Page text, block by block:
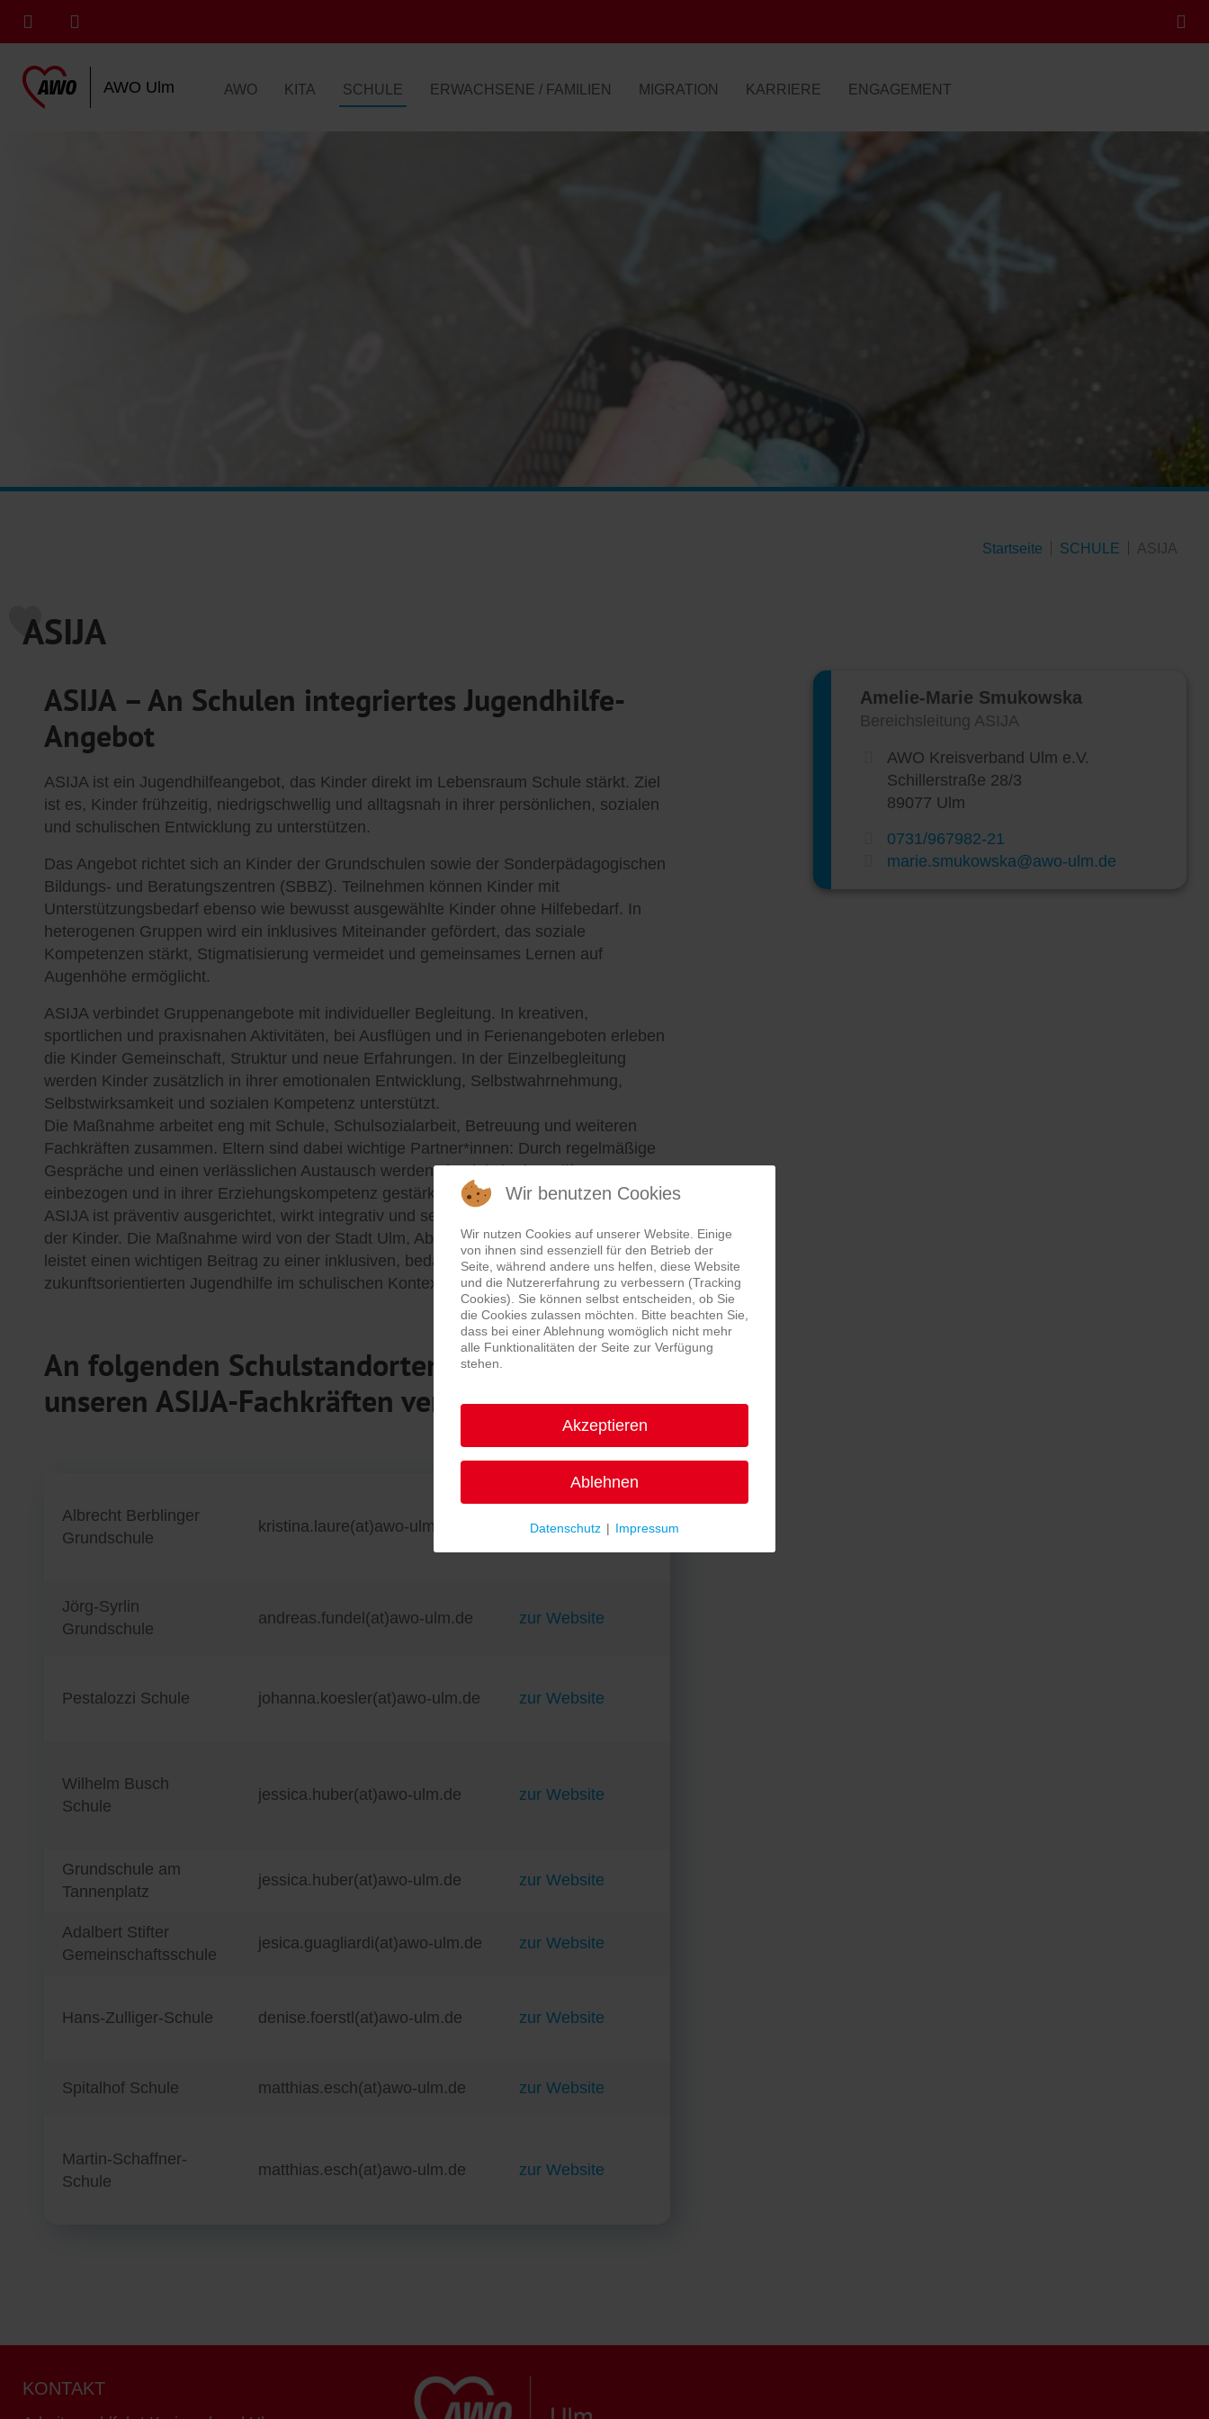
AWO Ulm AWO KITA SCHULE ERWACHSENE / FAMILIEN MIGRATION KARRIERE ENGAGEMENT
Startseite SCHULE ASIJA
ASIJA
ASIJA – An Schulen integriertes Jugendhilfe-
Angebot
ASIJA ist ein Jugendhilfeangebot, das Kinder direkt im Lebensraum Schule stärkt. Ziel
ist es, Kinder frühzeitig, niedrigschwellig und alltagsnah in ihrer persönlichen, sozialen
und schulischen Entwicklung zu unterstützen.
Das Angebot richtet sich an Kinder der Grundschulen sowie der Sonderpädagogischen
Bildungs- und Beratungszentren (SBBZ). Teilnehmen können Kinder mit
Unterstützungsbedarf ebenso wie bewusst ausgewählte Kinder ohne Hilfebedarf. In
heterogenen Gruppen wird ein inklusives Miteinander gefördert, das soziale
Kompetenzen stärkt, Stigmatisierung vermeidet und gemeinsames Lernen auf
Augenhöhe ermöglicht.
ASIJA verbindet Gruppenangebote mit individueller Begleitung. In kreativen,
sportlichen und praxisnahen Aktivitäten, bei Ausflügen und in Ferienangeboten erleben
die Kinder Gemeinschaft, Struktur und neue Erfahrungen. In der Einzelbegleitung
werden Kinder zusätzlich in ihrer emotionalen Entwicklung, Selbstwahrnehmung,
Selbstwirksamkeit und sozialen Kompetenz unterstützt.
Die Maßnahme arbeitet eng mit Schule, Schulsozialarbeit, Betreuung und weiteren
Fachkräften zusammen. Eltern sind dabei wichtige Partner*innen: Durch regelmäßige
Gespräche und einen verlässlichen Austausch werden sie aktiv in den Hilfeprozess
einbezogen und in ihrer Erziehungskompetenz gestärkt.
ASIJA ist präventiv ausgerichtet, wirkt integrativ und setzt auf Ressourcen und Stärken
der Kinder. Die Maßnahme wird von der Stadt Ulm, Abteilung Soziales, finanziert und
leistet einen wichtigen Beitrag zu einer inklusiven, bedarfsgerechten und
zukunftsorientierten Jugendhilfe im schulischen Kontext.
An folgenden Schulstandorten sind wir mit
unseren ASIJA-Fachkräften vertreten:
Albrecht Berblinger
Grundschule
kristina.laure(at)awo-ulm.de zur Website
Jörg-Syrlin
Grundschule
andreas.fundel(at)awo-ulm.de zur Website
Pestalozzi Schule johanna.koesler(at)awo-ulm.de zur Website
Wilhelm Busch
Schule
jessica.huber(at)awo-ulm.de zur Website
Grundschule am
Tannenplatz
jessica.huber(at)awo-ulm.de zur Website
Adalbert Stifter
Gemeinschaftsschule
jesica.guagliardi(at)awo-ulm.de zur Website
Hans-Zulliger-Schule denise.foerstl(at)awo-ulm.de zur Website
Spitalhof Schule matthias.esch(at)awo-ulm.de zur Website
Martin-Schaffner-
Schule
matthias.esch(at)awo-ulm.de zur Website
Amelie-Marie Smukowska
Bereichsleitung ASIJA
AWO Kreisverband Ulm e.V.
Schillerstraße 28/3
89077 Ulm
0731/967982-21
marie.smukowska@awo-ulm.de
KONTAKT
Wir benutzen Cookies
Wir nutzen Cookies auf unserer Website. Einige
von ihnen sind essenziell für den Betrieb der
Seite, während andere uns helfen, diese Website
und die Nutzererfahrung zu verbessern (Tracking
Cookies). Sie können selbst entscheiden, ob Sie
die Cookies zulassen möchten. Bitte beachten Sie,
dass bei einer Ablehnung womöglich nicht mehr
alle Funktionalitäten der Seite zur Verfügung
stehen.
Akzeptieren
Ablehnen
Datenschutz | Impressum